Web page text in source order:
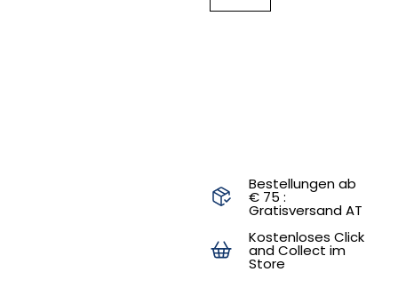
Bestellungen ab
€ 75 :
Gratisversand AT
Kostenloses Click
and Collect im
Store